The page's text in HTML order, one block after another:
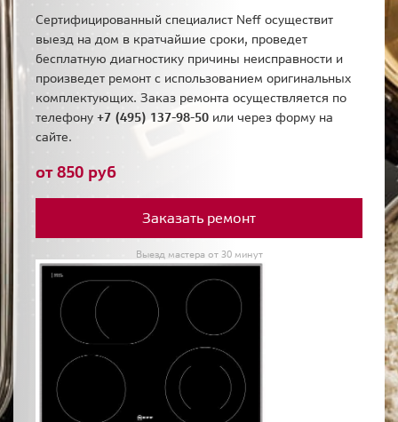
Сертифицированный специалист Neff осуществит
выезд на дом в кратчайшие сроки, проведет
бесплатную диагностику причины неисправности и
произведет ремонт с использованием оригинальных
комплектующих. Заказ ремонта осуществляется по
телефону +7 (495) 137-98-50 или через форму на
сайте.
от 850 руб
Заказать ремонт
Выезд мастера от 30 минут